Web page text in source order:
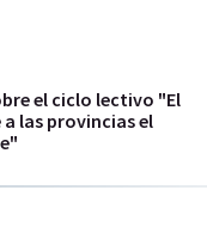
el ciclo lectivo "El
las provincias el